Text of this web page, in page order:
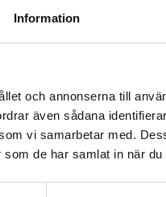
Information
och annonserna till
även sådana
vi samarbetar med.
de har samlat in när